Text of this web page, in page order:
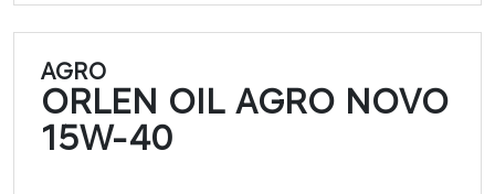
AGRO
ORLEN OIL AGRO NOVO
15W-40